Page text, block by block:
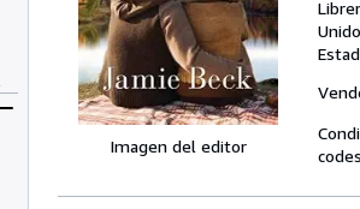
Imagen del editor